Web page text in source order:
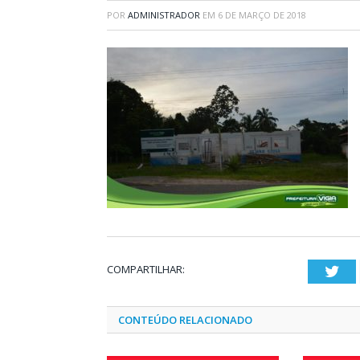
POR ADMINISTRADOR EM 6 DE MARÇO DE 2018
COMPARTILHAR:
CONTEÚDO RELACIONADO